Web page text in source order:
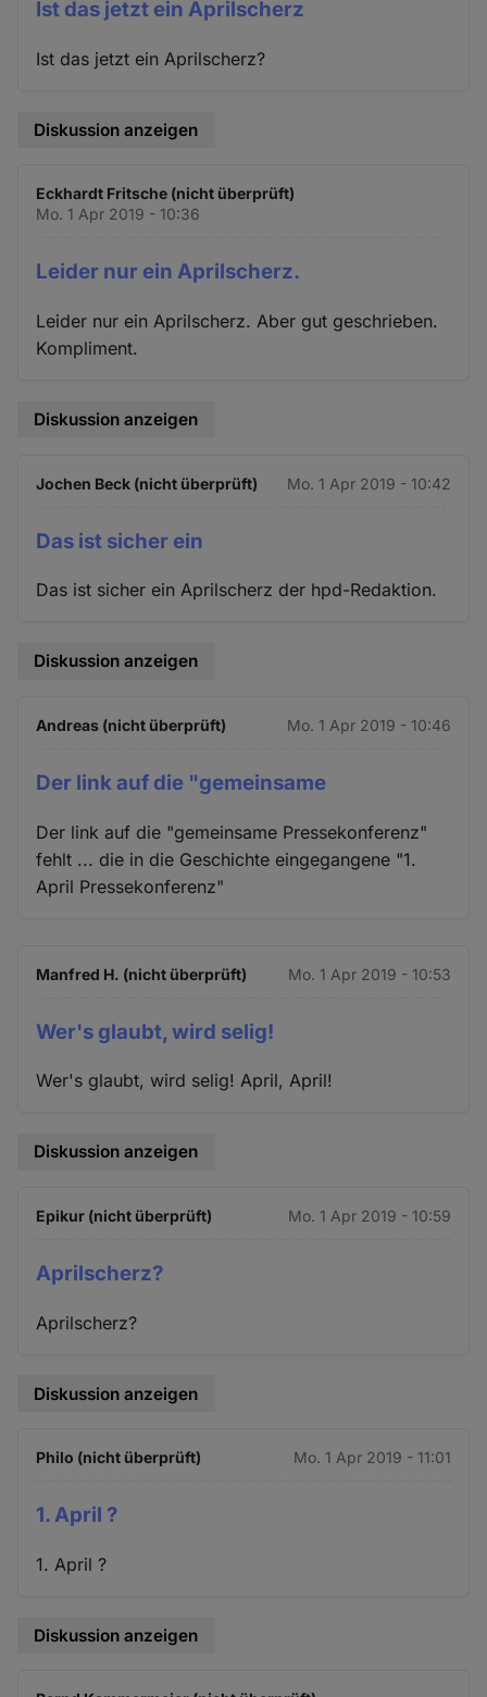
Ist das jetzt ein Aprilscherz
Ist das jetzt ein Aprilscherz?
Diskussion anzeigen
Eckhardt Fritsche (nicht überprüft)
Mo. 1 Apr 2019 - 10:36
Leider nur ein Aprilscherz.
Leider nur ein Aprilscherz. Aber gut geschrieben.
Kompliment.
Diskussion anzeigen
Jochen Beck (nicht überprüft) Mo. 1 Apr 2019 - 10:42
Das ist sicher ein
Das ist sicher ein Aprilscherz der hpd-Redaktion.
Diskussion anzeigen
Andreas (nicht überprüft) Mo. 1 Apr 2019 - 10:46
Der link auf die "gemeinsame
Der link auf die "gemeinsame Pressekonferenz"
fehlt ... die in die Geschichte eingegangene "1.
April Pressekonferenz"
Manfred H. (nicht überprüft) Mo. 1 Apr 2019 - 10:53
Wer's glaubt, wird selig!
Wer's glaubt, wird selig! April, April!
Diskussion anzeigen
Epikur (nicht überprüft) Mo. 1 Apr 2019 - 10:59
Aprilscherz?
Aprilscherz?
Diskussion anzeigen
Philo (nicht überprüft) Mo. 1 Apr 2019 - 11:01
1. April ?
1. April ?
Diskussion anzeigen